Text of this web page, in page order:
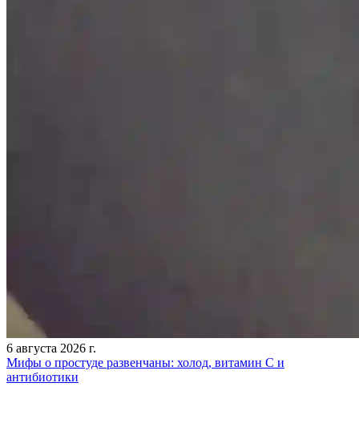
6 августа 2026 г.
Мифы о простуде развенчаны: холод, витамин C и
антибиотики